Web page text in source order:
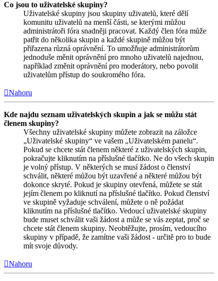
Co jsou to uživatelské skupiny?
Uživatelské skupiny jsou skupiny uživatelů, které dělí
komunitu uživatelů na menší části, se kterými můžou
administrátoři fóra snadněji pracovat. Každý člen fóra může
patřit do několika skupin a každé skupině můžou být
přiřazena různá oprávnění. To umožňuje administrátorům
jednoduše měnit oprávnění pro mnoho uživatelů najednou,
například změnit oprávnění pro moderátory, nebo povolit
uživatelům přístup do soukromého fóra.
Nahoru
Kde najdu seznam uživatelských skupin a jak se můžu stát
členem skupiny?
Všechny uživatelské skupiny můžete zobrazit na záložce
„Uživatelské skupiny“ ve vašem „Uživatelském panelu“.
Pokud se chcete stát členem některé z uživatelských skupin,
pokračujte kliknutím na příslušné tlačítko. Ne do všech skupin
je volný přístup. V některých se musí žádost o členství
schválit, některé můžou být uzavřené a některé můžou být
dokonce skryté. Pokud je skupiny otevřená, můžete se stát
jejím členem po kliknutí na příslušné tlačítko. Pokud členství
ve skupině vyžaduje schválení, můžete o ně požádat
kliknutím na příslušné tlačítko. Vedoucí uživatelské skupiny
bude muset schválit vaši žádost a může se vás zeptat, proč se
chcete stát členem skupiny. Neobtěžujte, prosím, vedoucího
skupiny v případě, že zamítne vaši žádost - určitě pro to bude
mít svoje důvody.
Nahoru